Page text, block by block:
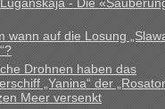
und Dokumente •
beim Zoll
nicht, ob ich hier
wann auf die Losung
Drohnen haben das
„Yanina“ der
Meer versenkt